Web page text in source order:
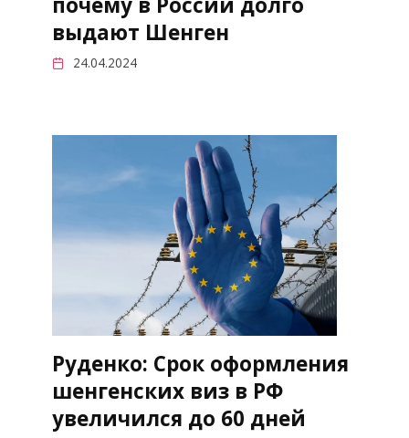
выдают Шенген
24.04.2024
Руденко: Срок оформления
шенгенских виз в РФ
увеличился до 60 дней